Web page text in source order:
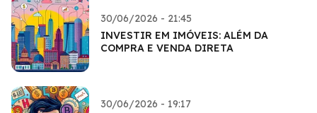
30/06/2026 - 21:45
INVESTIR EM IMÓVEIS: ALÉM DA
COMPRA E VENDA DIRETA
30/06/2026 - 19:17